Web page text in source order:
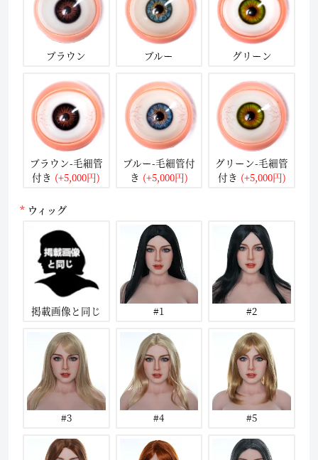
ブラウン ブルー グリーン
ブラウン-毛細管
付き (+5,000円)
ブルー-毛細管付
き (+5,000円)
グリーン-毛細管
付き (+5,000円)
ウィッグ
掲載画像と同じ #1 #2
#3 #4 #5